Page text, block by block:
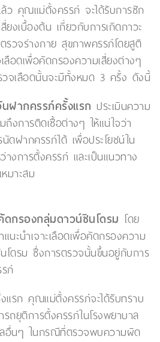
ล้ว คุณแม่ตั้งครรภ์ จะได้รับการซัก
ยงเบื้องต้น เกี่ยวกับการเกิดภาวะ
วจร่างกาย สุขภาพครรภ์โดยสูติ
อดเพื่อคัดกรองความเสี่ยงต่างๆ
จเลือดนั้นจะมีทั้งหมด 3 ครั้ง ดังนี้
ฝากครรภ์ครั้งแรก ประเมินความ
งการติดเชื้อต่างๆ ให้แน่ใจว่า
ดฝากครรภ์ได้ เพื่อประโยชน์ใน
างการตั้งครรภ์ และเป็นแนวทาง
มาะสม
กรองกลุ่มดาวน์ซินโดรม โดย
นะนำเจาะเลือดเพื่อคัดกรองความ
โดรม ซึ่งการตรวจนั้นขึ้นอยู่กับการ
ภ์
รก คุณแม่ตั้งครรภ์จะได้รับทราบ
ถยุติการตั้งครรภ์ในโรงพยาบาล
ลอื่นๆ ในกรณีที่ตรวจพบความผิด